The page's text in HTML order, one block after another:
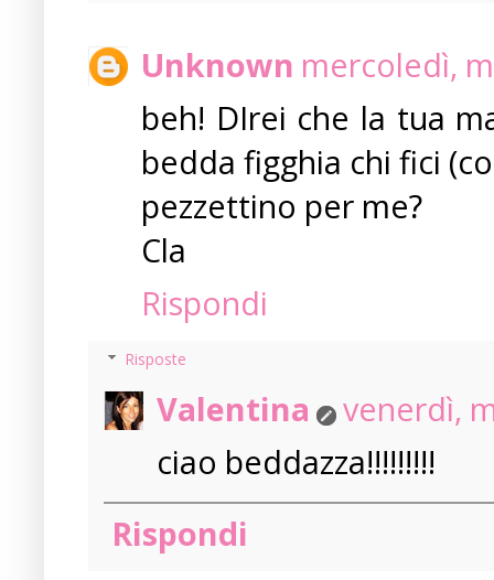
Unknown mercoledì,
beh! DIrei che la tua
bedda figghia chi fici
pezzettino per me?
Cla
Rispondi
Risposte
Valentina
venerdì,
ciao beddazza!!!!!!!!!
Rispondi